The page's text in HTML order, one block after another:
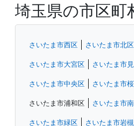
埼玉県の市区町
さいたま市西区 さいたま市北区
さいたま市大宮区 さいたま市
さいたま市中央区 さいたま市
さいたま市浦和区 さいたま市
さいたま市緑区 さいたま市岩